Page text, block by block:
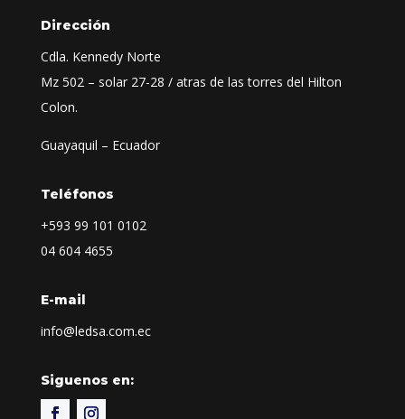
Dirección
Cdla. Kennedy Norte
Mz 502 – solar 27-28 / atras de las torres del Hilton
Colon.
Guayaquil – Ecuador
Teléfonos
+593 99 101 0102
04 604 4655
E-mail
info@ledsa.com.ec
Siguenos en: